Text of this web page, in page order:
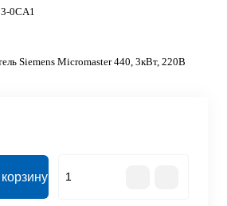
0CA1
Siemens Micromaster 440, 3кВт, 220В